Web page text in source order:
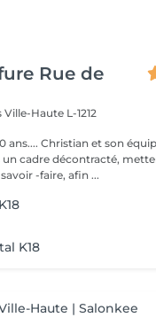
Rue de
Ville-Haute L-1212
équipe vous
cadre décontracté,
-faire, afin ...
K18